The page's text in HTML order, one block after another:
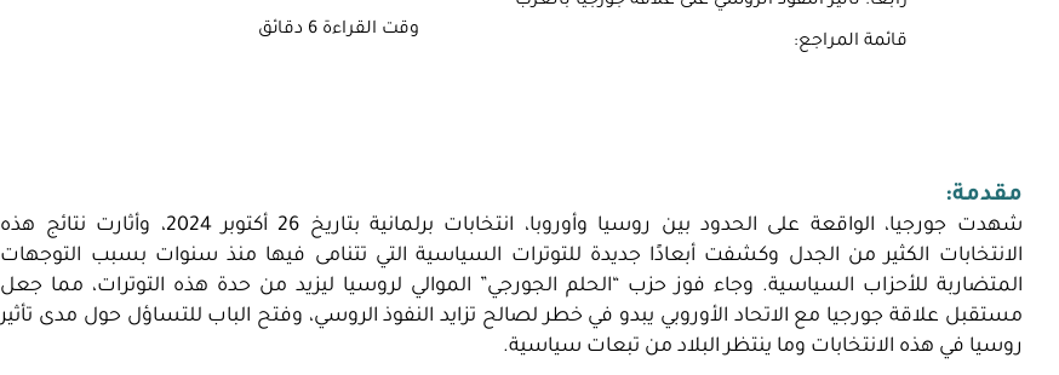
قائمة المراجع:
مقدمة:
شهدت جورجيا، الواقعة على الحدود بين روسيا وأوروبا، انتخابات برلمانية بتاريخ 26 أكتوبر 2024، وأثارت نتائج هذه
الانتخابات الكثير من الجدل وكشفت أبعادًا جديدة للتوترات السياسية التي تتنامى فيها منذ سنوات بسبب التوجهات
المتضاربة للأحزاب السياسية. وجاء فوز حزب “الحلم الجورجي” الموالي لروسيا ليزيد من حدة هذه التوترات، مما جعل
مستقبل علاقة جورجيا مع الاتحاد الأوروبي يبدو في خطر لصالح تزايد النفوذ الروسي، وفتح الباب للتساؤل حول مدى تأثير
روسيا في هذه الانتخابات وما ينتظر البلاد من تبعات سياسية.